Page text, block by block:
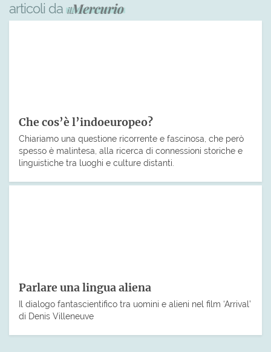
articoli da
Che cos’è l’indoeuropeo?
Chiariamo una questione ricorrente e fascinosa, che però
spesso è malintesa, alla ricerca di connessioni storiche e
linguistiche tra luoghi e culture distanti.
Parlare una lingua aliena
Il dialogo fantascientifico tra uomini e alieni nel film ‘Arrival’
di Denis Villeneuve